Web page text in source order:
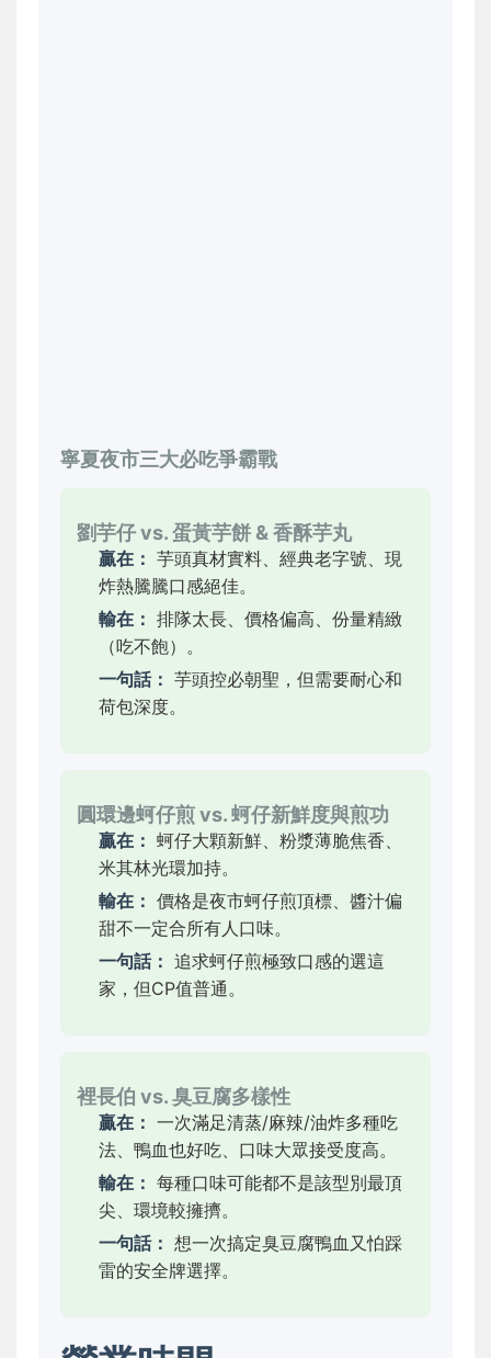
寧夏夜市三大必吃爭霸戰
劉芋仔 vs. 蛋黃芋餅 & 香酥芋丸
贏在： 芋頭真材實料、經典老字號、現
炸熱騰騰口感絕佳。
輸在： 排隊太長、價格偏高、份量精緻
（吃不飽）。
一句話： 芋頭控必朝聖，但需要耐心和
荷包深度。
圓環邊蚵仔煎 vs. 蚵仔新鮮度與煎功
贏在： 蚵仔大顆新鮮、粉漿薄脆焦香、
米其林光環加持。
輸在： 價格是夜市蚵仔煎頂標、醬汁偏
甜不一定合所有人口味。
一句話： 追求蚵仔煎極致口感的選這
家，但CP值普通。
裡長伯 vs. 臭豆腐多樣性
贏在： 一次滿足清蒸/麻辣/油炸多種吃
法、鴨血也好吃、口味大眾接受度高。
輸在： 每種口味可能都不是該型別最頂
尖、環境較擁擠。
一句話： 想一次搞定臭豆腐鴨血又怕踩
雷的安全牌選擇。